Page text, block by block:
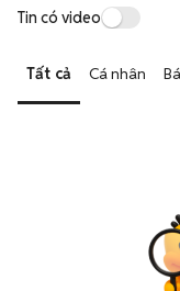
Tin có video
Tất cả Cá nhân